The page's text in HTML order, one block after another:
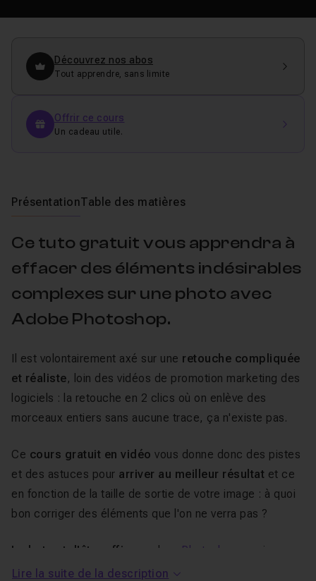
Découvrez nos abos
Tout apprendre, sans limite
Offrir ce cours
Un cadeau utile.
PrésentationTable des matières
Ce tuto gratuit vous apprendra à
effacer des éléments indésirables
complexes sur une photo avec
Adobe Photoshop.
Il est volontairement axé sur une retouche compliquée
et réaliste, loin des vidéos de promotion marketing des
logiciels : la retouche en 2 clics où on enlève des
morceaux entiers sans aucune trace, ça n'existe pas.
Ce cours gratuit en vidéo vous donne donc des pistes
et des astuces pour arriver au meilleur résultat et ce
en fonction de la taille de sortie de votre image : à quoi
bon corriger des éléments que l'on ne verra pas ?
Le but est d'être efficace dans Photoshop
; mais
certaines tâches restent longues : vous verrez
Lire la suite de la description